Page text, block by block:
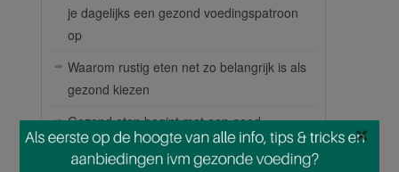
je dagelijks een gezond voedingspatroon
op
Waarom rustig eten net zo belangrijk is als
gezond kiezen
Gezond eten begint met een goed
weekmenu
×